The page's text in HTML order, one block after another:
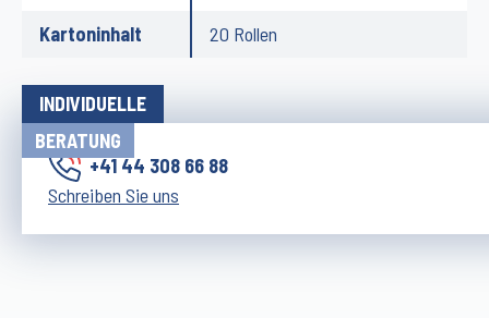
Kartoninhalt
20 Rollen
INDIVIDUELLE
BERATUNG
+41 44 308 66 88
Schreiben Sie uns